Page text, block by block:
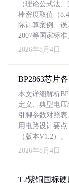
（理论公式法
棒密度取值（
际计算案例、
2007等国家标准
2026年8月4日
BP2863芯片
本文详细解析
定义、典型电
引脚参数对照
用电路设计要
（版本V1.2）。
2026年8月4日
T2紫铜国标